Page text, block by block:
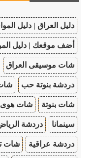
دليل العراق | دليل
أضف موقعك | دليل
شات موسيقى العراق
دردشة بنوتة حب
شات بنوتة شات هوى
سينمانا دردشة
دردشة عراقية شات